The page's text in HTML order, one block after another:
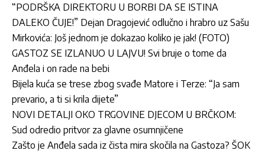
“PODRŠKA DIREKTORU U BORBI DA SE ISTINA
DALEKO ČUJE!” Dejan Dragojević odlučno i hrabro uz Sašu
Mirkovića: Još jednom je dokazao koliko je jak! (FOTO)
GASTOZ SE IZLANUO U LAJVU! Svi bruje o tome da
Anđela i on rade na bebi
Bijela kuća se trese zbog svađe Matore i Terze: “Ja sam
prevario, a ti si krila dijete”
NOVI DETALJI OKO TRGOVINE DJECOM U BRČKOM:
Sud odredio pritvor za glavne osumnjičene
Zašto je Anđela sada iz čista mira skočila na Gastoza? ŠOK